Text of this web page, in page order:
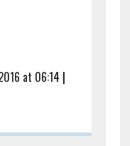
at 06:14 |